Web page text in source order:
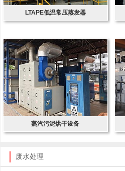
LTAPE低温常压蒸发器
蒸汽污泥烘干设备
废水处理